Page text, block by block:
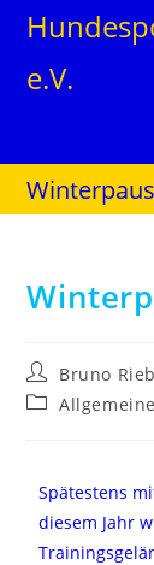
e.V.
Bruno
Spätestens
diesem Jahr